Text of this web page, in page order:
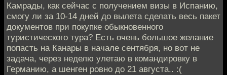
Камрады, как сейчас с получением визы в Испанию,
смогу ли за 10-14 дней до вылета сделать весь пакет
документов при покупке обыкновенного
туристического тура? Есть очень большое желание
попасть на Канары в начале сентября, но вот не
задача, через неделю улетаю в командировку в
Германию, а шенген ровно до 21 августа.. :(